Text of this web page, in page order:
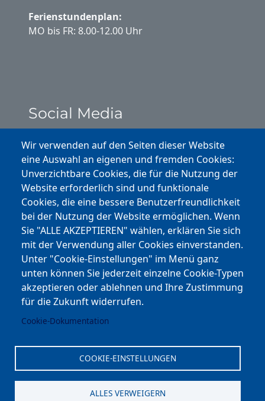
Wir verwenden auf den Seiten dieser Website
eine Auswahl an eigenen und fremden Cookies:
Unverzichtbare Cookies, die für die Nutzung der
Website erforderlich sind und funktionale
Cookies, die eine bessere Benutzerfreundlichkeit
bei der Nutzung der Website ermöglichen. Wenn
Sie "ALLE AKZEPTIEREN" wählen, erklären Sie sich
mit der Verwendung aller Cookies einverstanden.
Unter "Cookie-Einstellungen" im Menü ganz
unten können Sie jederzeit einzelne Cookie-Typen
akzeptieren oder ablehnen und Ihre Zustimmung
für die Zukunft widerrufen.
Cookie-Dokumentation
COOKIE-EINSTELLUNGEN
ALLES VERWEIGERN
Ferienstundenplan:
MO bis FR: 8.00-12.00 Uhr
Social Media
Instagram
Facebook
Youtube
Andere Bereiche
transp. Verwaltung / Amm. Trasparente
Nationaler Plan für Aufbau und Resilienz
Cookie-Einstellungen
Kontakt
⎋ Autonome Provinz Bozen
⎋ Schulbibliothek
⎋ Sportnews von unserer Schule